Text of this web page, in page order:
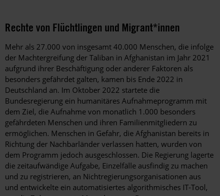
Rechte von Flüchtlingen und Migrant*innen
Mehr als 27.000 von insgesamt 40.000 Menschen, die infolge
der Machtergreifung der Taliban in Afghanistan im Jahr 2021
aufgrund ihrer Beschäftigung oder anderer Faktoren als
besonders gefährdet galten, kamen bis Ende 2022 in
Deutschland an. Im Oktober 2022 startete die
Bundesregierung ein humanitäres Aufnahmeprogramm mit
dem Ziel, die Aufnahme von monatlich 1.000 besonders
gefährdeten Menschen und ihren Familienmitgliedern zu
ermöglichen. Menschen in Gefahr, die Afghanistan bereits in
Richtung der Nachbarländer verlassen hatten, wurden von
dem Programm jedoch ausgeschlossen. Die Regierung lagerte
die zeitaufwändige Aufgabe, Einzelfälle ausfindig zu machen
und zu registrieren, an Nichtregierungsorganisationen aus
und entwickelte ein automatisiertes algorithmisches IT-Tool,